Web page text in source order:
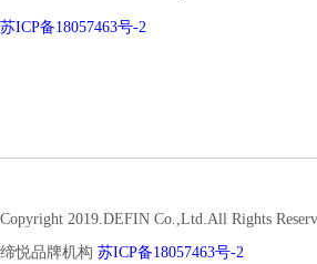
苏ICP备18057463号-2
Copyright 2019.DEFIN Co.,Ltd.All Rights
缔悦品牌机构 苏ICP备18057463号-2